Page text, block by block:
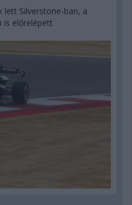
lett Silverstone-ban, a
is előrelépett